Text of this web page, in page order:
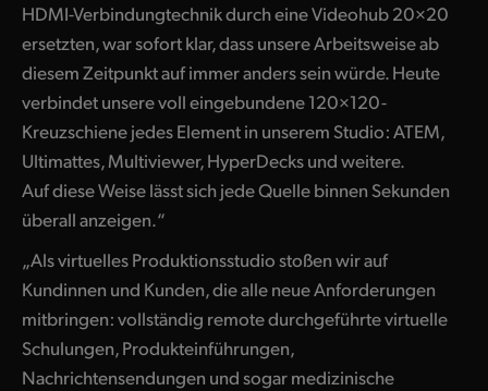
Portugal
Singapore
South Africa
Spain
Chinese Taipei
Turkey
UAE
HDMI-Verbindungtechnik durch eine Videohub 20×20
ersetzten, war sofort klar, dass unsere Arbeitsweise ab
diesem Zeitpunkt auf immer anders sein würde. Heute
verbindet unsere voll eingebundene 120×120-
Kreuzschiene jedes Element in unserem Studio: ATEM,
Ultimattes, Multiviewer, HyperDecks und weitere.
Auf diese Weise lässt sich jede Quelle binnen Sekunden
überall anzeigen.“
„Als virtuelles Produktionsstudio stoßen wir auf
Kundinnen und Kunden, die alle neue Anforderungen
mitbringen: vollständig remote durchgeführte virtuelle
Schulungen, Produkteinführungen,
Nachrichtensendungen und sogar medizinische